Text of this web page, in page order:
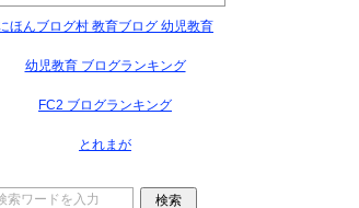
ほんブログ村 教育ブログ 幼児教育
幼児教育 ブログランキング
FC2 ブログランキング
とれまが